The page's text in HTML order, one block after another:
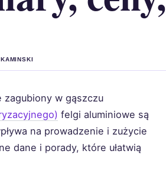
w gąszczu
felgi aluminiowe są
na prowadzenie i zużycie
dane i porady, które ułatwią